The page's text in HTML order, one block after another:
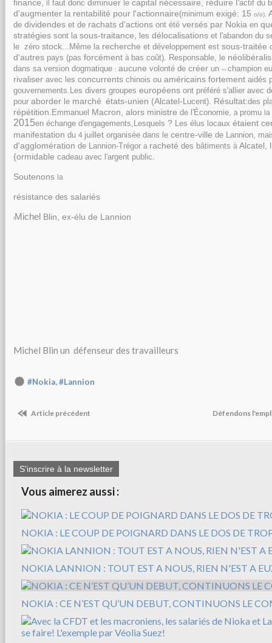
finance, il faut donc diminuer le capital nécessaire, réduire I'actif du
d'augmenter la rentabilité pour l'actionnaire(minimum exigé: 15 o/o).
de dividendes et de rachats d'actions ont été versés par Nokia en
stratégies sont la sous-traitance, les délocalisations et l'abandon du
le zéro stock... Même la recherche et développement est sous-traitée
d'autres pays (pas forcément à bas coût). Responsable, le
dans sa version dogmatique : aucune volonté de créer un << champion
rivaliser avec les concurrents chinois ou américains fortement aidés
gouvernements. Les divers groupes européens ont préféré s'allier avec
pour aborder le marché états-unien (Alcatel- Lucent). Résultat:des
répétition. Emmanuel Macron, alors ministre de l'Économie, a promu la
2015en échange d'engagements, Lesquels ? Les élus locaux étaient
manifestation du 4 juillet organisée dans le centre-ville de Lannion,
d'agglomération de Lannion-Trégor a racheté des bâtiments à Alcatel,
{ormidable cadeau avec l'argent public.
Soutenons la
résistance des salariés
IMichel Blin, ex-élu de Lannion
Michel Blin un défenseur des travailleurs
#Nokia,#Lannion
Article précédent Défendons
S'inscrire à la newsletter
Vous aimerez aussi :
NOKIA : LE COUP DE POIGNARD DANS LE DOS DE
NOKIA LANNION : TOUT EST A NOUS, RIEN N'EST A
NOKIA : CE N’EST QU’UN DEBUT, CONTINUONS LE